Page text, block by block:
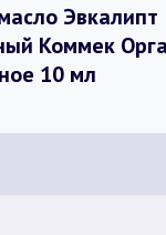
Эвкалипт
Коммек
10 мл